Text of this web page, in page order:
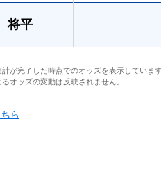
平
が完了した時点でのオッズを表示していま
オッズの変動は反映されません。
ら